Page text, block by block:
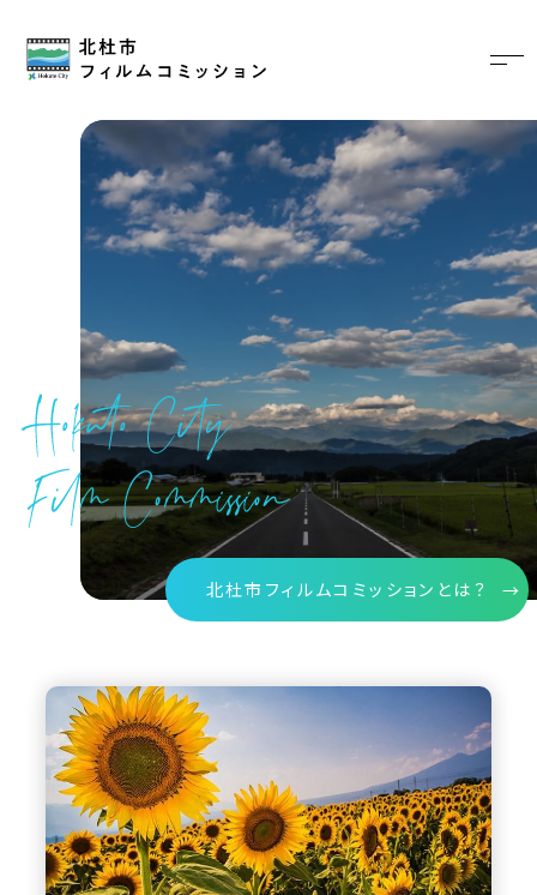
北杜市フィルムコミッションとは？